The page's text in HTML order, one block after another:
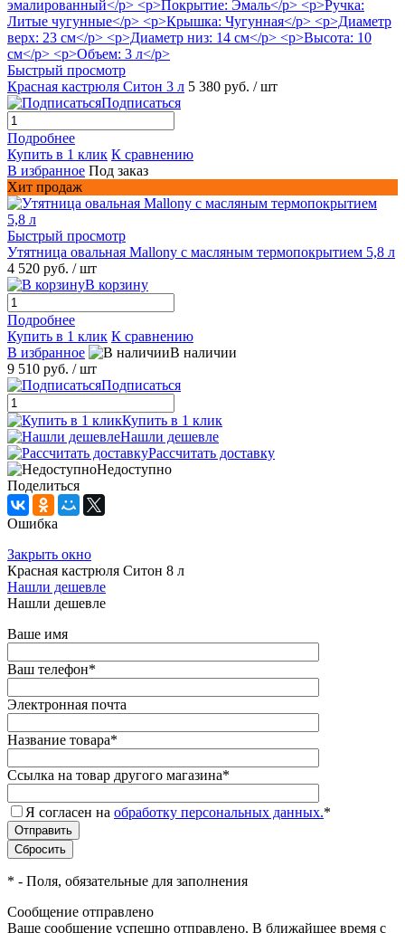
Быстрый просмотр
Красная кастрюля Ситон 3 л 5 380 руб. / шт
Подписаться
Подробнее
Купить в 1 клик К сравнению
В избранное Под заказ
Хит продаж
Быстрый просмотр
Утятница овальная Mallony с масляным термопокрытием 5,8 л
4 520 руб. / шт
В корзину
Подробнее
Купить в 1 клик К сравнению
В избранное
В наличии
9 510 руб. / шт
Подписаться
Купить в 1 клик
Нашли дешевле
Рассчитать доставку
Недоступно
Поделиться
Ошибка
Закрыть окно
Красная кастрюля Ситон 8 л
Нашли дешевле
Нашли дешевле
Ваше имя
Ваш телефон*
Электронная почта
Название товара*
Ссылка на товар другого магазина*
Я согласен на обработку персональных данных.*
* - Поля, обязательные для заполнения
Сообщение отправлено
Ваше сообщение успешно отправлено. В ближайшее время с